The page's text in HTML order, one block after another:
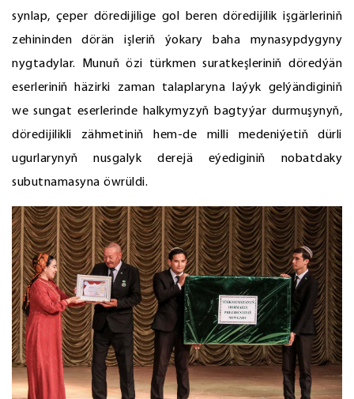
synlap, çeper döredijilige gol beren döredijilik işgärleriniň
zehininden dörän işleriň ýokary baha mynasypdygyny
nygtadylar. Munuň özi türkmen suratkeşleriniň döredýän
eserleriniň häzirki zaman talaplaryna laýyk gelýändiginiň
we sungat eserlerinde halkymyzyň bagtyýar durmuşynyň,
döredijilikli zähmetiniň hem-de milli medeniýetiň dürli
ugurlarynyň nusgalyk derejä eýediginiň nobatdaky
subutnamasyna öwrüldi.